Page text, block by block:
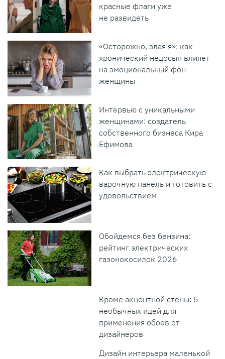
красные флаги уже
не развидеть
«Осторожно, злая я»: как
хронический недосып влияет
на эмоциональный фон
женщины
Интервью с уникальными
женщинами: создатель
собственного бизнеса Кира
Ефимова
Как выбрать электрическую
варочную панель и готовить с
удовольствием
Обойдемся без бензина:
рейтинг электрических
газонокосилок 2026
Кроме акцентной стены: 5
необычных идей для
применения обоев от
дизайнеров
Дизайн интерьера маленькой